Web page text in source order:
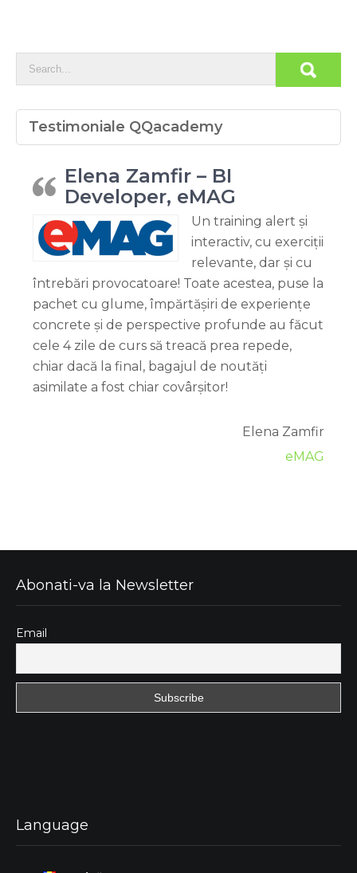
Testimoniale QQacademy
Elena Zamfir – BI
Developer, eMAG
Un training alert și
interactiv, cu exerciții
relevante, dar și cu
întrebări provocatoare! Toate acestea, puse la
pachet cu glume, împărtășiri de experiențe
concrete și de perspective profunde au făcut
cele 4 zile de curs să treacă prea repede,
chiar dacă la final, bagajul de noutăți
asimilate a fost chiar covârșitor!
Elena Zamfir
eMAG
Abonati-va la Newsletter
Email
Language